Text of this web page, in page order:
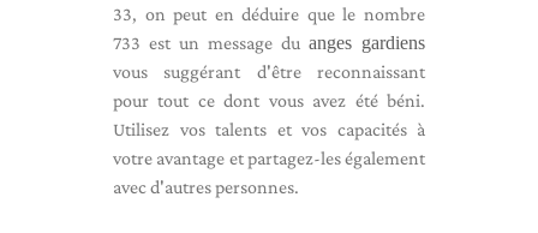
33, on peut en déduire que le nombre
733 est un message du anges gardiens
vous suggérant d'être reconnaissant
pour tout ce dont vous avez été béni.
Utilisez vos talents et vos capacités à
votre avantage et partagez-les également
avec d'autres personnes.